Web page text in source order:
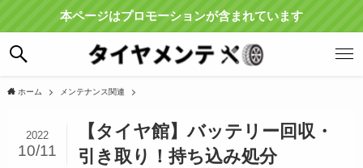
本ページはプロモーションが含まれています
ホーム メンテナンス関連
【タイヤ館】バッテリー回収・
引き取り！持ち込み処分
2022
10/11